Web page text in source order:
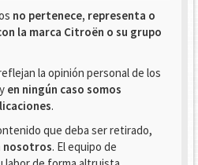
no pertenece, representa o
la marca Citroën o su grupo
la opinión personal de los
en ningún caso somos
.
que deba ser retirado,
nosotros. El equipo de